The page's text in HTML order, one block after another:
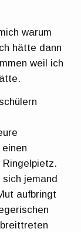
warum
hätte dann
weil ich
Ringelpietz.
jemand
aufbringt